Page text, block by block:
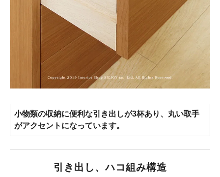
小物類の収納に便利な引き出しが3杯あり、丸い取手
がアクセントになっています。
引き出し、ハコ組み構造